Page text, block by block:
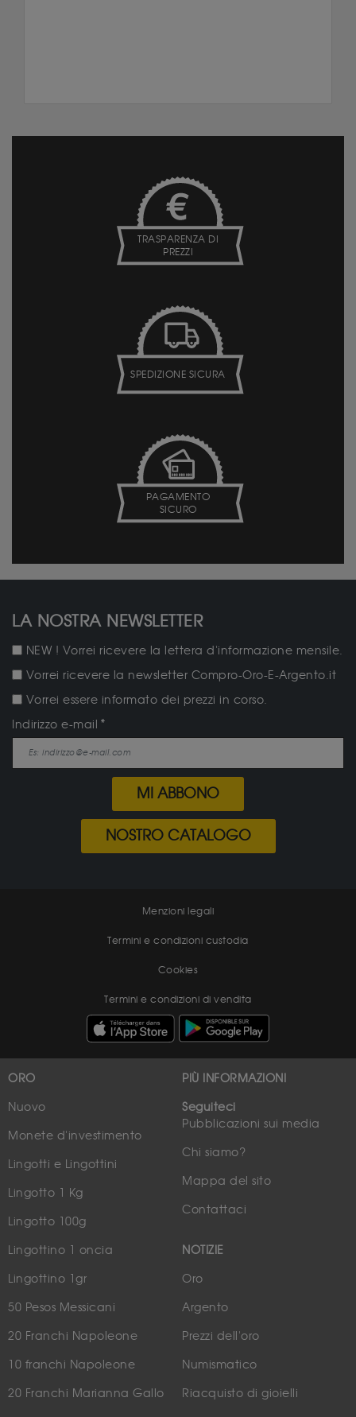
TRASPARENZA DI
PREZZI
SPEDIZIONE SICURA
PAGAMENTO
SICURO
LA NOSTRA NEWSLETTER
NEW ! Vorrei ricevere la lettera d'informazione mensile.
Vorrei ricevere la newsletter Compro-Oro-E-Argento.it
Vorrei essere informato dei prezzi in corso.
Indirizzo e-mail
MI ABBONO
NOSTRO CATALOGO
Menzioni legali
Termini e condizioni custodia
Cookies
Termini e condizioni di vendita
ORO
Nuovo
Monete d'investimento
Lingotti e Lingottini
Lingotto 1 Kg
Lingotto 100g
Lingottino 1 oncia
Lingottino 1gr
50 Pesos Messicani
20 Franchi Napoleone
10 franchi Napoleone
20 Franchi Marianna Gallo
PIÙ INFORMAZIONI
Seguiteci
Pubblicazioni sui media
Chi siamo?
Mappa del sito
Contattaci
NOTIZIE
Oro
Argento
Prezzi dell'oro
Numismatico
Riacquisto di gioielli